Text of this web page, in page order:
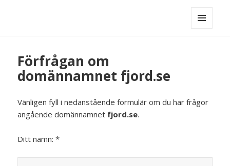
Förfrågan om
domännamnet fjord.se
Vänligen fyll i nedanstående formulär om du har frågor
angående domännamnet fjord.se.
Ditt namn: *